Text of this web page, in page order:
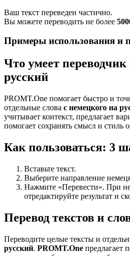
Ваш текст переведен частично.
Вы можете переводить не более
Примеры использования и
Что умеет
русский
PROMT.One помогает быстро и
отдельные слова с немецкого на
учитывает контекст, предлагает
помогает сохранять смысл и стиль
Как пользоваться: 3
Вставьте текст.
Выберите направление
Нажмите «Перевести». При
отредактируйте результат и
Перевод текстов и
Переводите целые тексты и
русский. PROMT.One предлагает